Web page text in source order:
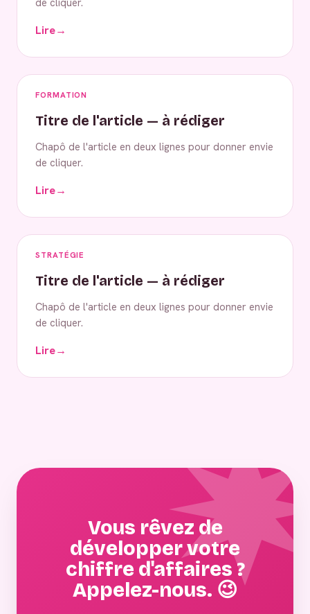
Lire→
FORMATION
Titre de l'article — à rédiger
Chapô de l'article en deux lignes pour donner envie
de cliquer.
Lire→
STRATÉGIE
Titre de l'article — à rédiger
Chapô de l'article en deux lignes pour donner envie
de cliquer.
Lire→
Vous rêvez de
développer votre
chiffre d'affaires ?
Appelez-nous. 😉